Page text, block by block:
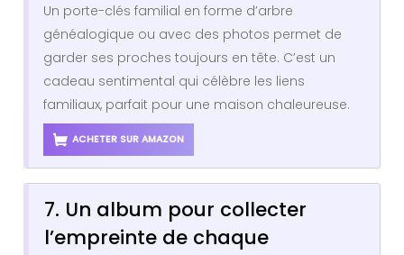
Un porte-clés familial en forme d’arbre
généalogique ou avec des photos permet de
garder ses proches toujours en tête. C’est un
cadeau sentimental qui célèbre les liens
familiaux, parfait pour une maison chaleureuse.
ACHETER SUR AMAZON
7. Un album pour collecter
l’empreinte de chaque